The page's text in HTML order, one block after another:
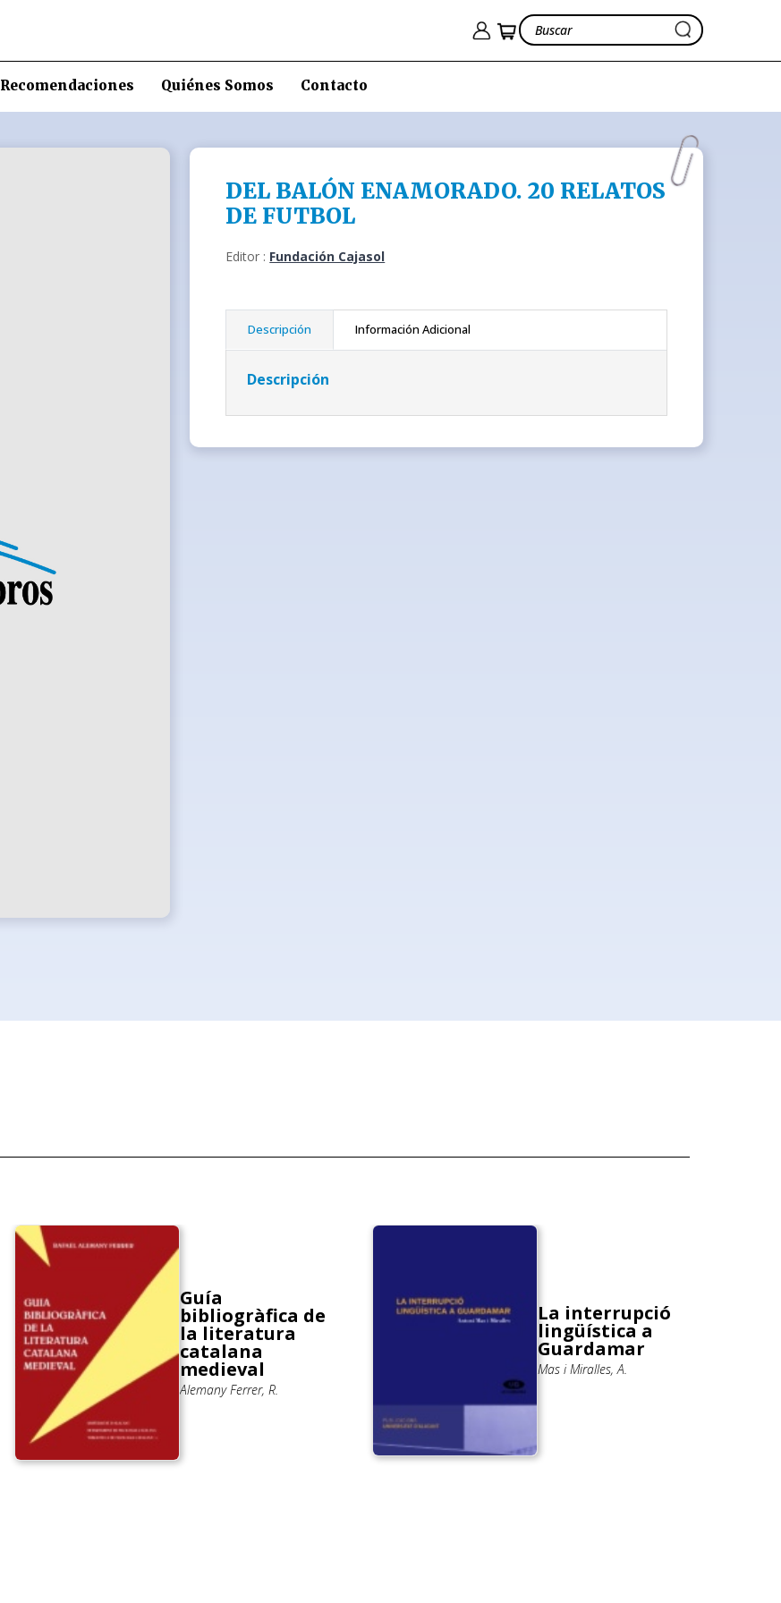
Recomendaciones Quiénes Somos Contacto
DEL BALÓN ENAMORADO. 20 RELATOS
DE FUTBOL
Editor : Fundación Cajasol
Descripción Información Adicional
Descripción
Guía
bibliogràfica de
la literatura
catalana
medieval
Alemany Ferrer, R.
La interrupció
lingüística a
Guardamar
Mas i Miralles, A.